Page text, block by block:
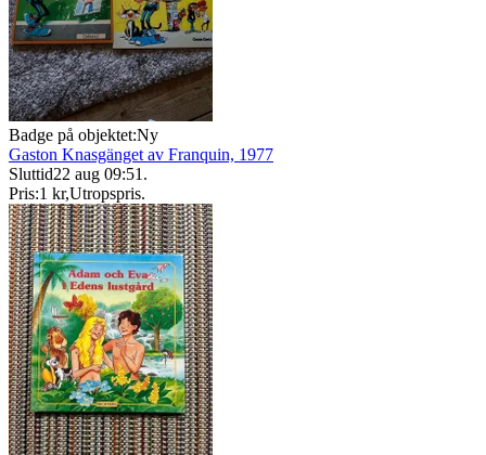
Badge på objektet:Ny
Gaston Knasgänget av Franquin, 1977
Sluttid22 aug 09:51 .
Pris:1 kr,Utropspris.